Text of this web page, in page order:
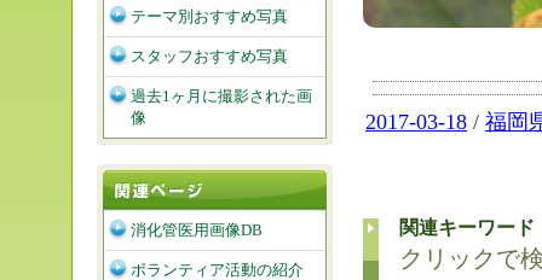
2017-03-18 / 福岡
関連キーワード
クリックで
テーマ別おすすめ写真
スタッフおすすめ写真
過去1ヶ月に撮影された画
像
消化管医用画像DB
ボランティア活動の紹介